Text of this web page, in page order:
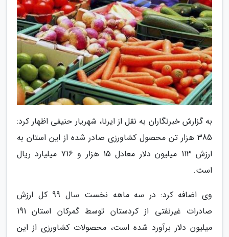
به گزارش خبرنگاران به نقل از ایرنا، شهریار حنیفی اظهار کرد:
385 هزار تن محصول کشاورزی صادر شده از این استان به
ارزش 113 میلیون دلار معادل 15 هزار و 716 میلیارد ریال
است.
وی اضافه کرد: در سه ماهه نخست سال 99 کل ارزش
صادرات غیرنفتی از کردستان توسط گمرکان استان 191
میلیون دلار برآورد شده است، محصولات کشاورزی از این